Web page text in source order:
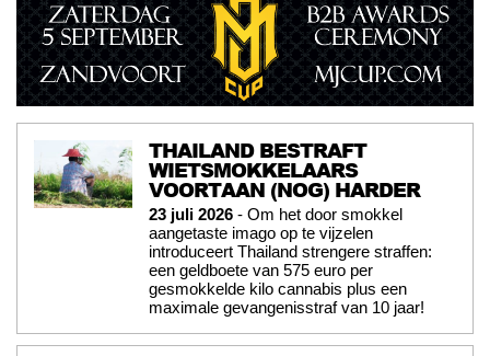
THAILAND BESTRAFT
WIETSMOKKELAARS
VOORTAAN (NOG) HARDER
23 juli 2026 - Om het door smokkel
aangetaste imago op te vijzelen
introduceert Thailand strengere straffen:
een geldboete van 575 euro per
gesmokkelde kilo cannabis plus een
maximale gevangenisstraf van 10 jaar!